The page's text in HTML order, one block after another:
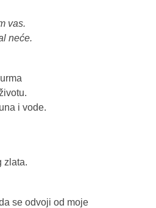
vas.
neće.
i vode.
zlata.
se odvoji od moje